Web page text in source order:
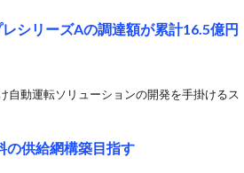
シリーズAの調達額が累計16.5億円
自動運転ソリューションの開発を手掛けるス
の供給網構築目指す